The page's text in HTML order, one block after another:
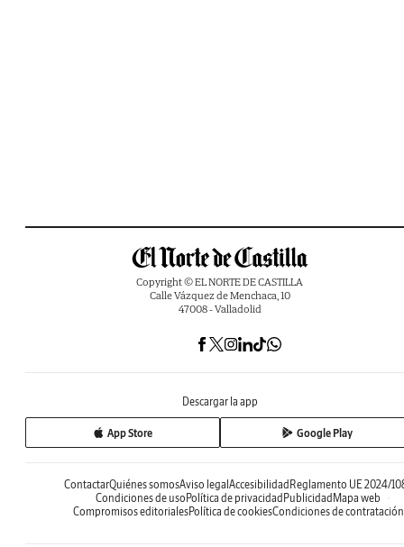
Copyright © EL NORTE DE CASTILLA
Calle Vázquez de Menchaca, 10
47008 - Valladolid
Descargar la app
App Store Google Play
ContactarQuiénes somosAviso legal Accesibilidad Reglamento UE 2024/
Condiciones de uso Política de privacidad Publicidad Mapa web
Compromisos editorialesPolítica de cookiesCondiciones de contratación